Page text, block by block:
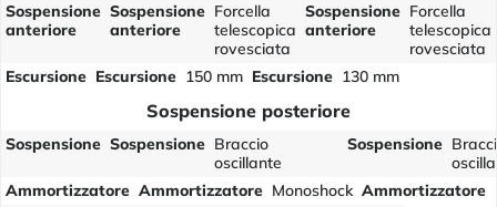
Sospensione
anteriore
Sospensione
anteriore
Forcella
telescopica
rovesciata
Sospensione
anteriore
Forcella
telescopica
rovesciata
Escursione Escursione 150 mm Escursione 130 mm
Sospensione posteriore
Sospensione Sospensione Braccio
oscillante
Sospensione
Ammortizzatore Ammortizzatore Monoshock Ammortizzatore